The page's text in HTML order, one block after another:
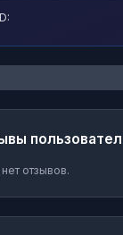
отзывов.